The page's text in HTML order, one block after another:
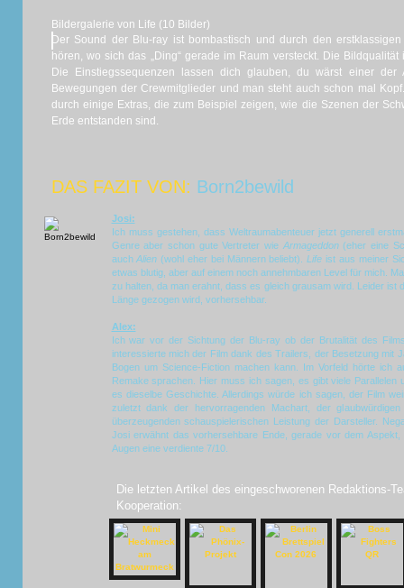
Bildergalerie von Life (10 Bilder)
Der Sound der Blu-ray ist bombastisch und durch den
hören, wo sich das „Ding“ gerade im Raum versteckt. Die
Die Einstiegssequenzen lassen dich glauben, du wärst einer der
Bewegungen der Crewmitglieder und man steht auch schon mal
durch einige Extras, die zum Beispiel zeigen, wie die Szenen der
Erde entstanden sind.
DAS FAZIT VON: Born2bewild
Josi:
Ich muss gestehen, dass Weltraumabenteuer jetzt generell
Genre aber schon gute Vertreter wie Armageddon(eher eine
auchAlien (wohl eher bei Männern beliebt).Life ist aus meiner
etwas blutig, aber auf einem noch annehmbaren Level für mich.
zu halten, da man erahnt, dass es gleich grausam wird. Leider ist
Länge gezogen wird, vorhersehbar.
Alex:
Ich war vor der Sichtung der Blu-ray ob der Brutalität des
interessierte mich der Film dank des Trailers, der Besetzung mit
Bogen um Science-Fiction machen kann. Im Vorfeld hörte ich
Remake sprachen. Hier muss ich sagen, es gibt viele
es dieselbe Geschichte. Allerdings würde ich sagen, der Film
zuletzt dank der hervorragenden Machart, der
überzeugenden schauspielerischen Leistung der Darsteller.
Josi erwähnt das vorhersehbare Ende, gerade vor dem
Augen eine verdiente 7/10.
Die letzten Artikel des eingeschworenen Redaktions-
Kooperation: